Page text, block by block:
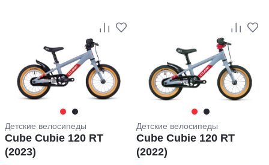
Детские велосипеды
Cube Cubie 120 RT
(2023)
Детские велосипеды
Cube Cubie 120 RT
(2022)